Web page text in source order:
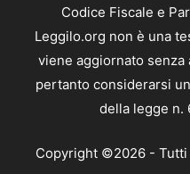
Codice Fiscale e
Leggilo.org non è una
viene aggiornato
pertanto considerarsi
della legge n.
Copyright ©2026 -